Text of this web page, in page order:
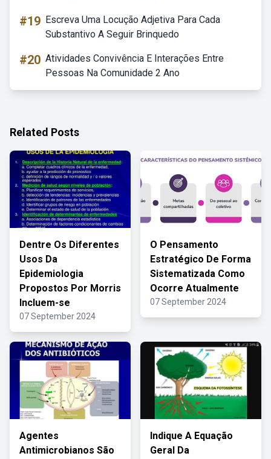
#19 Escreva Uma Locução Adjetiva Para Cada
Substantivo A Seguir Brinquedo
#20 Atividades Convivência E Interações Entre
Pessoas Na Comunidade 2 Ano
Related Posts
Dentre Os Diferentes
Usos Da
Epidemiologia
Propostos Por Morris
Incluem-se
07 September 2024
O Pensamento
Estratégico De Forma
Sistematizada Como
Ocorre Atualmente
07 September 2024
Agentes
Antimicrobianos São
Indique A Equação
Geral Da